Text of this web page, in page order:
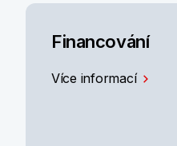
Financování
Více informací